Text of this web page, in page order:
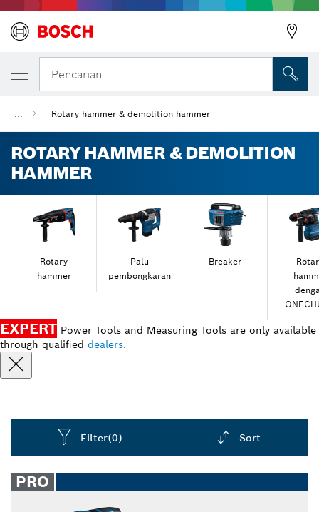
Pencarian
... Rotary hammer & demolition hammer
ROTARY HAMMER & DEMOLITION
HAMMER
Rotary
hammer
Palu
pembongkaran
Breaker
EXPERT Power Tools and Measuring Tools are only available
through qualified dealers.
Filter(0) Sort
closed
PRO